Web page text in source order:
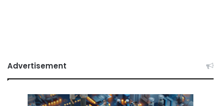
Advertisement